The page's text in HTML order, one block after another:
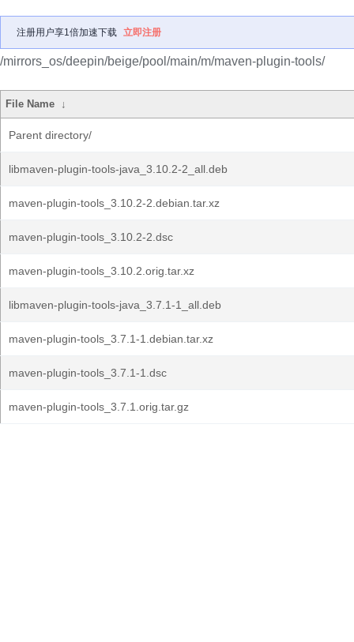
注册用户享1倍加速下载 立即注册
/mirrors_os/deepin/beige/pool/main/m/maven-plugin-tools/
File Name ↓
Parent directory/
libmaven-plugin-tools-java_3.10.2-2_all.deb
maven-plugin-tools_3.10.2-2.debian.tar.xz
maven-plugin-tools_3.10.2-2.dsc
maven-plugin-tools_3.10.2.orig.tar.xz
libmaven-plugin-tools-java_3.7.1-1_all.deb
maven-plugin-tools_3.7.1-1.debian.tar.xz
maven-plugin-tools_3.7.1-1.dsc
maven-plugin-tools_3.7.1.orig.tar.gz